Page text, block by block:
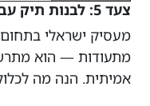
צעד 5: לבנות תיק עבודות שמדבר בשפת השוק
מתעודות — הוא
אמיתית. הנה מה